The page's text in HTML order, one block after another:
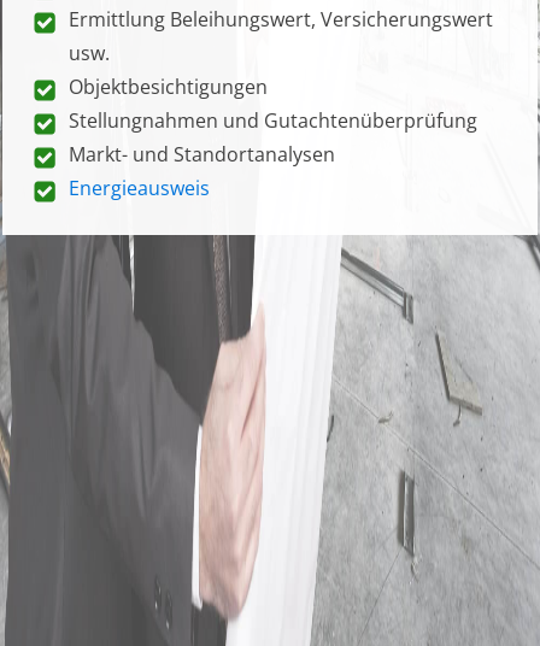
Ermittlung Beleihungswert, Versicherungswert
usw.
Objektbesichtigungen
Stellungnahmen und Gutachtenüberprüfung
Markt- und Standortanalysen
Energieausweis